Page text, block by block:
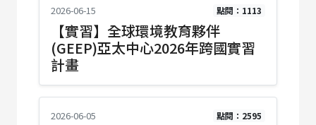
2026-06-15 點閱：1113
【實習】全球環境教育夥伴
(GEEP)亞太中心2026年跨國實習
計畫
2026-06-05 點閱：2595